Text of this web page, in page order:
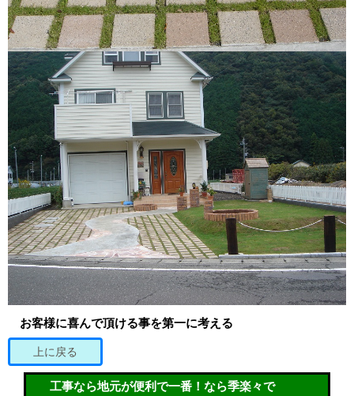
お客様に喜んで頂ける事を第一に考える
上に戻る
工事なら地元が便利で一番！なら季楽々で